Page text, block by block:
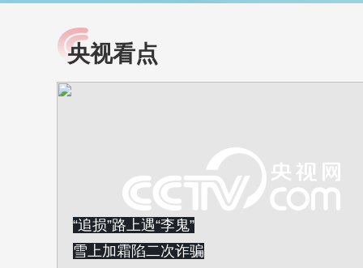
小央视频
央视网原创视频子品牌，
提高全民健康素养水
知识！
央视看点
“追损”路上遇“李鬼”
雪上加霜陷二次诈骗